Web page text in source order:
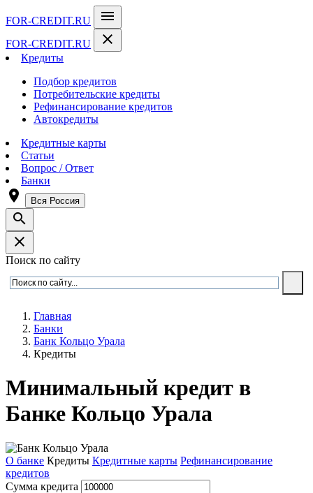
FOR-CREDIT.RU menu
FOR-CREDIT.RU close
Кредиты
Подбор кредитов
Потребительские кредиты
Рефинансирование кредитов
Автокредиты
Кредитные карты
Статьи
Вопрос / Ответ
Банки
room Вся Россия
search
close
Поиск по сайту
Главная
Банки
Банк Кольцо Урала
Кредиты
Минимальный кредит в
Банке Кольцо Урала
О банке Кредиты Кредитные карты Рефинансирование
кредитов
Сумма кредита